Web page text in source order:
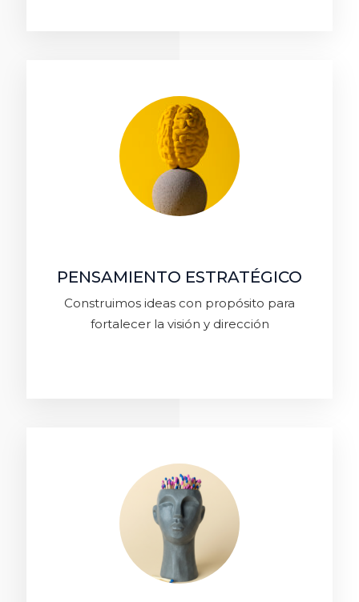
PENSAMIENTO ESTRATÉGICO
Construimos ideas con propósito para
fortalecer la visión y dirección